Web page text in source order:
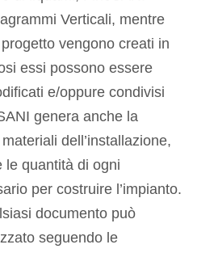
Verticali, mentre
vengono creati in
essi possono essere
e/oppure condivisi
genera anche la
dell’installazione,
le quantità di ogni
per costruire l’impianto.
documento può
seguendo le